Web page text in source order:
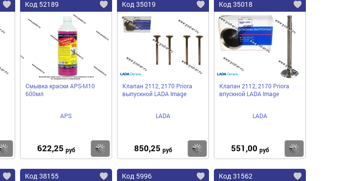
Купить
Код 52189
Смывка краски APS-M10
600мл
APS
622,25 руб Купить
Код 35019
Клапан 2112, 2170 Priora
выпускной LADA Image
LADA
850,25 руб Купить
Код 35018
Клапан 2112, 2170 Priora
впускной LADA Image
LADA
551,00 руб
Код 38155 Код 5996 Код 31562